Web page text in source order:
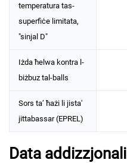
temperatura tas-
superfiċe limitata,
"sinjal D"
Iżda ħelwa kontra l-
biżbuz tal-balls
Sors ta’ ħażi li jista'
jittabassar (EPREL)
Data